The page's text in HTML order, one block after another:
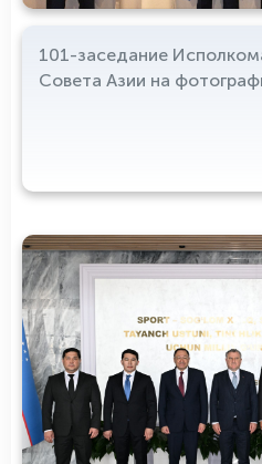
101-заседание
Совета Азии на